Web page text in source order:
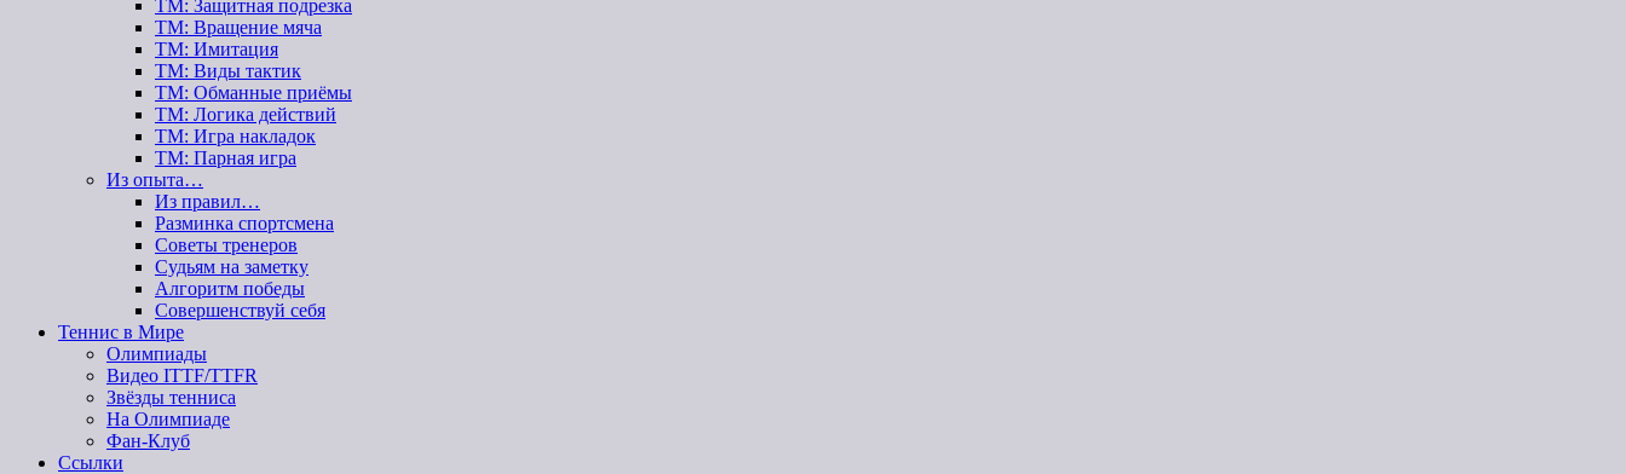
ТМ: Защитная подрезка
ТМ: Вращение мяча
ТМ: Имитация
ТМ: Виды тактик
ТМ: Обманные приёмы
ТМ: Логика действий
ТМ: Игра накладок
ТМ: Парная игра
Из опыта…
Из правил…
Разминка спортсмена
Советы тренеров
Судьям на заметку
Алгоритм победы
Совершенствуй себя
Теннис в Мире
Олимпиады
Видео ITTF/TTFR
Звёзды тенниса
На Олимпиаде
Фан-Клуб
Ссылки